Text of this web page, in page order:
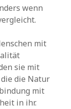
wenn
mit
sie mit
die Natur
mit
in ihr.